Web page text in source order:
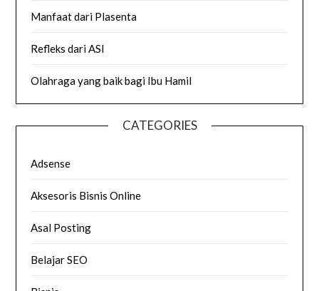
Manfaat dari Plasenta
Refleks dari ASI
Olahraga yang baik bagi Ibu Hamil
CATEGORIES
Adsense
Aksesoris Bisnis Online
Asal Posting
Belajar SEO